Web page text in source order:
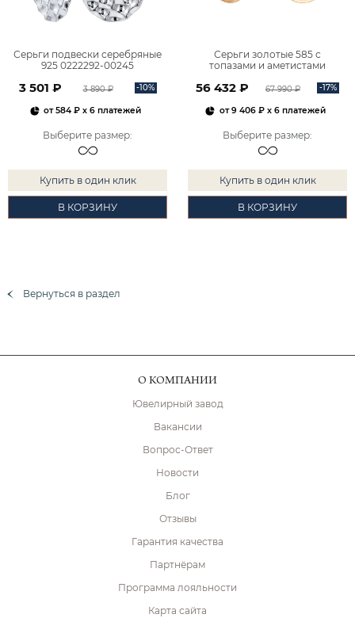
Серьги подвески серебряные
925 0222292-00245
3 501 ₽ 3 890 ₽ -10%
от584 ₽ x 6 платежей
Выберите размер:
Купить в один клик
В КОРЗИНУ
Серьги золотые 585 с
топазами и аметистами
56 432 ₽ 67 990 ₽ -17%
от9 406 ₽x 6 платежей
Выберите размер:
Купить в один клик
В КОРЗИНУ
Вернуться в раздел
О КОМПАНИИ
Ювелирный завод
Вакансии
Вопрос-Ответ
Новости
Блог
Отзывы
Гарантия качества
Партнёрам
Программа лояльности
Карта сайта